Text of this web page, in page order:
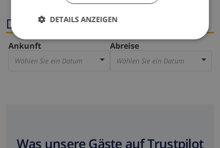
Dates
Ankunft
Wählen Sie ein Datum
Abreise
Wählen Sie ein Datum
Was unsere Gäste auf Trustpilot
DETAILS ANZEIGEN